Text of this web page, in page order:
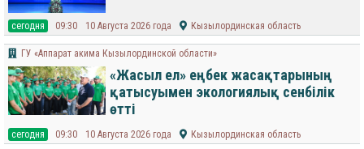
cегодня 09:30 10 Августа 2026 года Кызылординская область
ГУ «Аппарат акима Кызылординской области»
«Жасыл ел» еңбек жасақтарының
қатысуымен экологиялық сенбілік
өтті
cегодня 09:30 10 Августа 2026 года Кызылординская область